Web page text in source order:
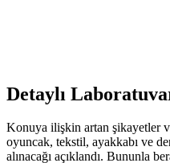
Detaylı
Konuya ilişkin artan şikayetler
oyuncak, tekstil, ayakkabı ve
alınacağı açıklandı. Bununla